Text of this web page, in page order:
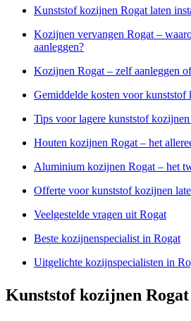
Kunststof kozijnen Rogat laten
Kozijnen vervangen Rogat –
aanleggen?
Kozijnen Rogat – zelf aanleggen
Gemiddelde kosten voor kunststof
Tips voor lagere kunststof
Houten kozijnen Rogat – het
Aluminium kozijnen Rogat – het
Offerte voor kunststof kozijnen
Veelgestelde vragen uit Rogat
Beste kozijnenspecialist in Rogat
Uitgelichte kozijnspecialisten in
Kunststof kozijnen